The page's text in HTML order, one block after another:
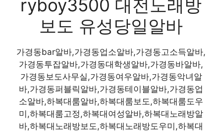
ryboy3500 대전노래방
보도 유성당일알바
가경동bar알바,가경동업소알바,가경동고소득알바,
가경동투잡알바,가경동대학생알바,가경동바알바,
가경동보도사무실,가경동여우알바,가경동악녀알
바,가경동퍼블릭알바,가경동테이블알바,가경동업
소알바,하복대룸알바,하복대룸보도,하복대룸도우
미,하복대룸고정,하복대여성알바,하복대노래방알
바,하복대노래방보도,하복대노래방도우미,하복대